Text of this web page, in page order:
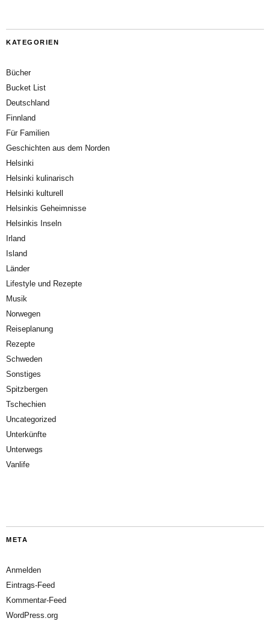
KATEGORIEN
Bücher
Bucket List
Deutschland
Finnland
Für Familien
Geschichten aus dem Norden
Helsinki
Helsinki kulinarisch
Helsinki kulturell
Helsinkis Geheimnisse
Helsinkis Inseln
Irland
Island
Länder
Lifestyle und Rezepte
Musik
Norwegen
Reiseplanung
Rezepte
Schweden
Sonstiges
Spitzbergen
Tschechien
Uncategorized
Unterkünfte
Unterwegs
Vanlife
META
Anmelden
Eintrags-Feed
Kommentar-Feed
WordPress.org